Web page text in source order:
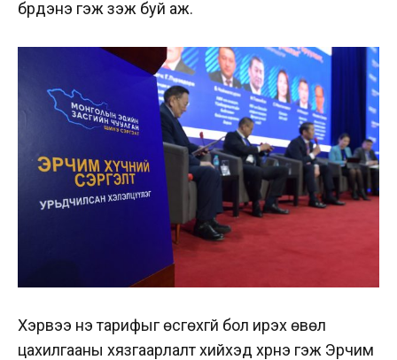
бүрдэнэ гэж үзэж буй аж.
Хэрвээ үнэ тарифыг өсгөхгүй бол ирэх өвөл
цахилгааны хязгаарлалт хийхэд хүрнэ гэж Эрчим